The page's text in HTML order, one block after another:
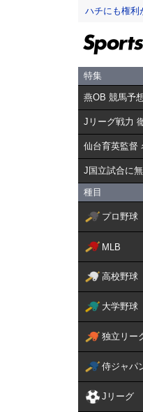
ハチにも権
特集
燕OB 競馬予
Jリーグ戦力
仙台育英監督
J国立試合に
種目
プロ野球
MLB
高校野球
大学野球
独立リー
侍ジャパ
Jリーグ